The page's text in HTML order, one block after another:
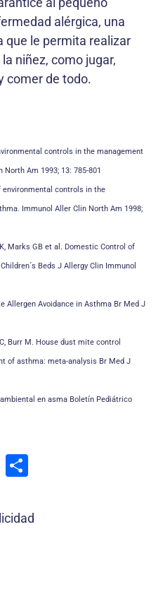
alérgica, una
que le permita realizar
niñez, como jugar,
comer de todo.
controls in the management
Am 1993; 13: 785-801
environmental controls in the
Immunol Aller Clin North Am 1998;
Marks GB et al. Domestic Control of
Beds J Allergy Clin Immunol
Allergen Avoidance in Asthma Br Med J
Burr M. House dust mite control
of asthma: meta-analysis Br Med J
en asma Boletín Pediátrico
E
ai m